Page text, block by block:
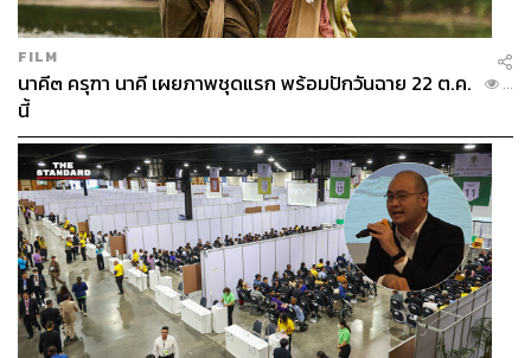
Crab Fried Rice with Spicy Tomato (450 บาท)ข้าวผัดปู
พริกมะเขือเทศ ที่ยกระดับข้าวผัดปูด้วยรสชาติเผ็ดร้อนและ
ซอสมะเขือเทศปรุงพิเศษ ให้รสสัมผัสที่หนักแน่น หอมกลิ่น
กระทะแบบจัดเต็ม
FILM
นาคี๓ ครุฑา นาคี เผยภาพชุดแรก พร้อมปักวันฉาย 22 ต.ค.
นี้
...